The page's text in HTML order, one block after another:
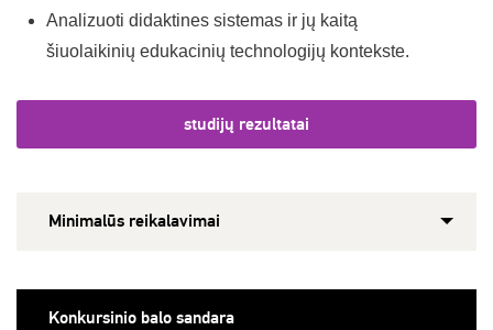
Analizuoti didaktines sistemas ir jų kaitą
šiuolaikinių edukacinių technologijų kontekste.
studijų rezultatai
Minimalūs reikalavimai
Konkursinio balo sandara